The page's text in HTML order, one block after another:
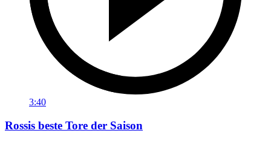
3:40
Rossis beste Tore der Saison